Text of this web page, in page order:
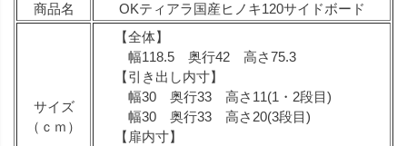
商品名
OKティアラ国産ヒノキ120サイドボード
サイズ
（ｃｍ）
【全体】
幅118.5 奥行42 高さ75.3
【引き出し内寸】
幅30 奥行33 高さ11(1・2段目)
幅30 奥行33 高さ20(3段目)
【扉内寸】